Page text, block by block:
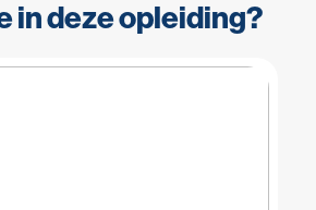
in deze opleiding?